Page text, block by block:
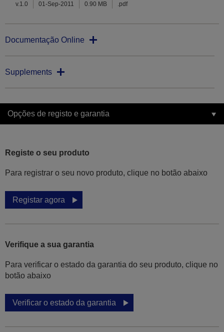
v.1.0 01-Sep-2011 0.90 MB .pdf
Documentação Online
Supplements
Opções de registo e garantia
Registe o seu produto
Para registrar o seu novo produto, clique no botão abaixo
Registar agora
Verifique a sua garantia
Para verificar o estado da garantia do seu produto, clique no
botão abaixo
Verificar o estado da garantia